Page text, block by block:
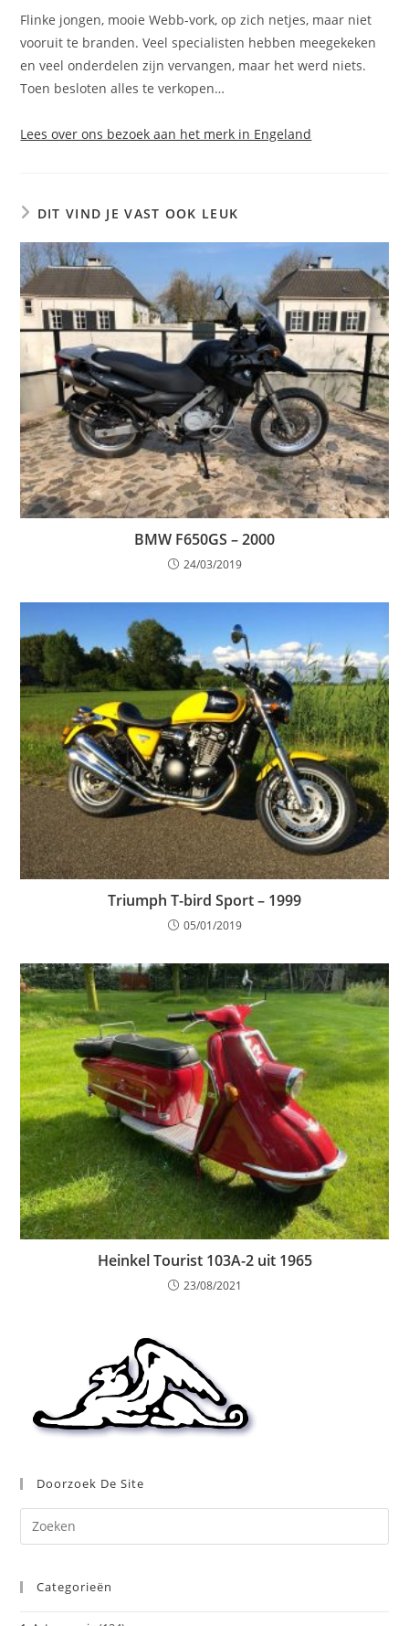
Flinke jongen, mooie Webb-vork, op zich netjes, maar niet
vooruit te branden. Veel specialisten hebben meegekeken
en veel onderdelen zijn vervangen, maar het werd niets.
Toen besloten alles te verkopen…
Lees over ons bezoek aan het merk in Engeland
DIT VIND JE VAST OOK LEUK
BMW F650GS – 2000
24/03/2019
Triumph T-bird Sport – 1999
05/01/2019
Heinkel Tourist 103A-2 uit 1965
23/08/2021
Doorzoek De Site
op
Categorieën